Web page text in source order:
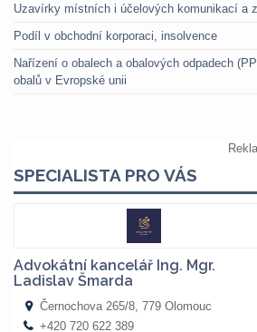
Uzavírky místních i účelových komunikací a
Podíl v obchodní korporaci, insolvence
Nařízení o obalech a obalových odpadech
obalů v Evropské unii